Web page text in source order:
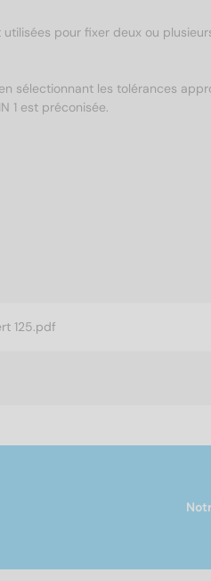
pour fixer deux ou
sélectionnant les tolérances
1 est préconisée.
125.pdf